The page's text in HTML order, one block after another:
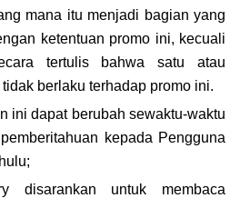
mana itu menjadi bagian yang
ketentuan promo ini, kecuali
tertulis bahwa satu atau
berlaku terhadap promo ini.
ini dapat berubah sewaktu-waktu
kepada Pengguna
disarankan untuk membaca